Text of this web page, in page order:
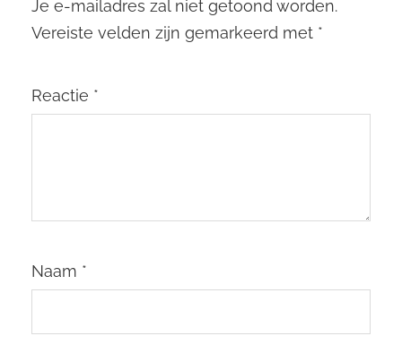
Je e-mailadres zal niet getoond worden.
Vereiste velden zijn gemarkeerd met *
Reactie *
Naam *